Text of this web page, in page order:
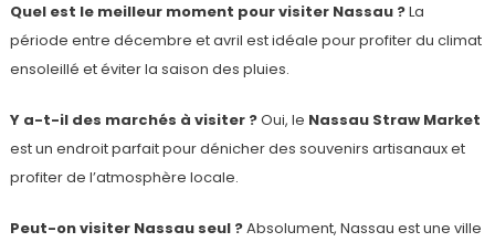
Quel est le meilleur moment pour visiter Nassau ?La
période entre décembre et avril est idéale pour profiter du climat
ensoleillé et éviter la saison des pluies.
Y a-t-il des marchés à visiter ?Oui, le Nassau Straw Market
est un endroit parfait pour dénicher des souvenirs artisanaux et
profiter de l’atmosphère locale.
Peut-on visiter Nassau seul ?Absolument, Nassau est une ville